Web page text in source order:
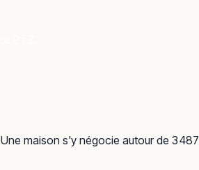
maison s'y négocie autour de 3 487